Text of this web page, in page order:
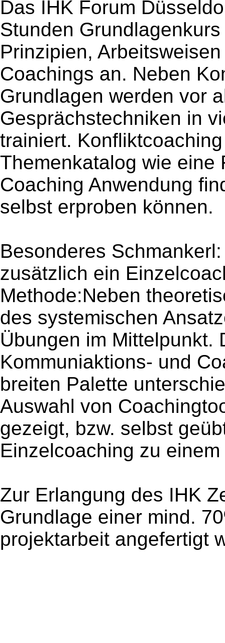
Das IHK Forum
Stunden
Prinzipien,
Coachings an. Neben
Grundlagen werden vor
Gesprächstechniken in
trainiert.
Themenkatalog wie eine
Coaching Anwendung
selbst erproben können.
Besonderes
zusätzlich ein
Methode:Neben
des systemischen
Übungen im Mittelpunkt.
Kommuniaktions- und
breiten Palette
Auswahl von
gezeigt, bzw. selbst
Einzelcoaching zu
Zur Erlangung des IHK
Grundlage einer mind.
projektarbeit angefertigt